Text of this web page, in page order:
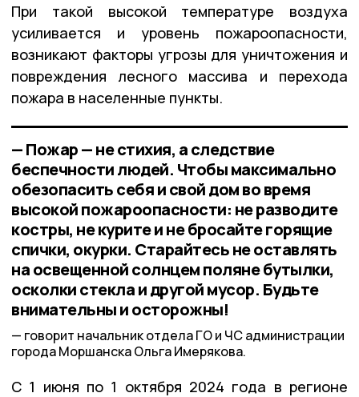
При такой высокой температуре воздуха
усиливается и уровень пожароопасности,
возникают факторы угрозы для уничтожения и
повреждения лесного массива и перехода
пожара в населенные пункты.
— Пожар — не стихия, а следствие
беспечности людей. Чтобы максимально
обезопасить себя и свой дом во время
высокой пожароопасности: не разводите
костры, не курите и не бросайте горящие
спички, окурки. Старайтесь не оставлять
на освещенной солнцем поляне бутылки,
осколки стекла и другой мусор. Будьте
внимательны и осторожны!
говорит начальник отдела ГО и ЧС администрации
города Моршанска Ольга Имерякова.
С 1 июня по 1 октября 2024 года в регионе